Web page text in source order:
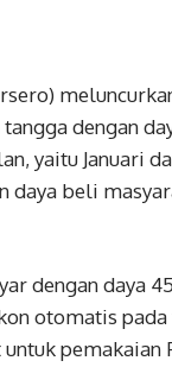
dengan
yaitu Januari
daya beli
dengan daya
otomatis
pemakaian